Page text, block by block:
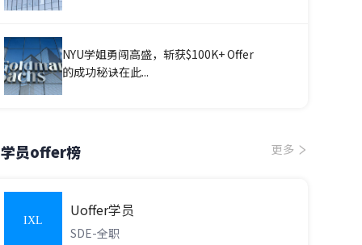
NYU学姐勇闯高盛，斩获$100K+ Offer
的成功秘诀在此...
学员offer榜 更多
IXL
Uoffer学员
SDE-全职